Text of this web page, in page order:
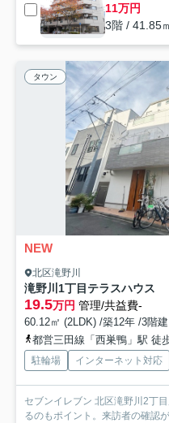
11万円
3階 / 41.85
タウン
NEW
北区滝野川
滝野川1丁目テラスハウス
19.5万円 管理/共益費-
60.12㎡ (2LDK) /築12年 /3階建
都営三田線「西巣鴨」駅 徒
駐輪場 インターネット対応
セブンイレブン 北区滝野川2丁
るのもポイント。来訪者の確認